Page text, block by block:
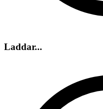
Laddar...